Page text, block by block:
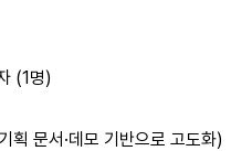
(1명)
획 문서·데모 기반으로 고도화)